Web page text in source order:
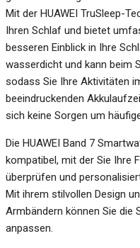
Mit der HUAWEI TruSleep-
Ihren Schlaf und bietet
besseren Einblick in Ihre
wasserdicht und kann beim
sodass Sie Ihre Aktivitäten
beeindruckenden
sich keine Sorgen um
Die HUAWEI Band 7
kompatibel, mit der Sie Ihre
überprüfen und
Mit ihrem stilvollen Design
Armbändern können Sie die
anpassen.